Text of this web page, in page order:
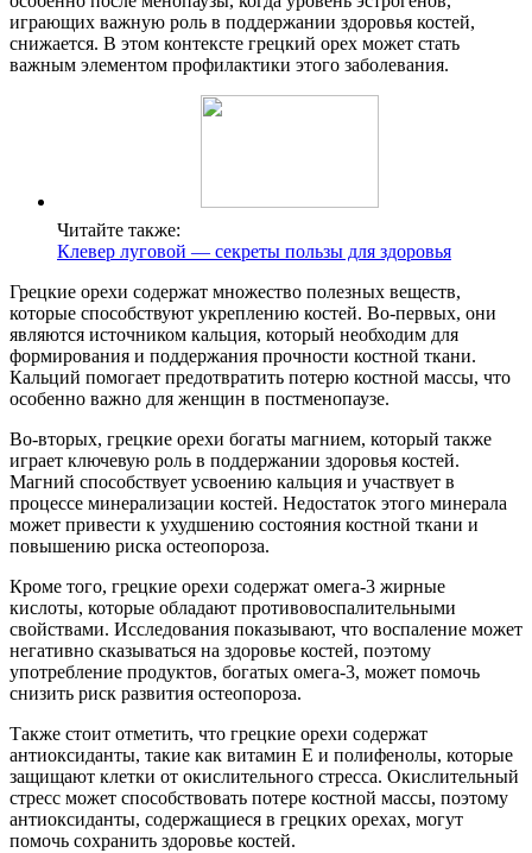
играющих важную роль в поддержании здоровья костей,
снижается. В этом контексте грецкий орех может стать
важным элементом профилактики этого заболевания.
Читайте также:
Клевер луговой — секреты пользы для здоровья
Грецкие орехи содержат множество полезных веществ,
которые способствуют укреплению костей. Во-первых, они
являются источником кальция, который необходим для
формирования и поддержания прочности костной ткани.
Кальций помогает предотвратить потерю костной массы, что
особенно важно для женщин в постменопаузе.
Во-вторых, грецкие орехи богаты магнием, который также
играет ключевую роль в поддержании здоровья костей.
Магний способствует усвоению кальция и участвует в
процессе минерализации костей. Недостаток этого минерала
может привести к ухудшению состояния костной ткани и
повышению риска остеопороза.
Кроме того, грецкие орехи содержат омега-3 жирные
кислоты, которые обладают противовоспалительными
свойствами. Исследования показывают, что воспаление может
негативно сказываться на здоровье костей, поэтому
употребление продуктов, богатых омега-3, может помочь
снизить риск развития остеопороза.
Также стоит отметить, что грецкие орехи содержат
антиоксиданты, такие как витамин E и полифенолы, которые
защищают клетки от окислительного стресса. Окислительный
стресс может способствовать потере костной массы, поэтому
антиоксиданты, содержащиеся в грецких орехах, могут
помочь сохранить здоровье костей.